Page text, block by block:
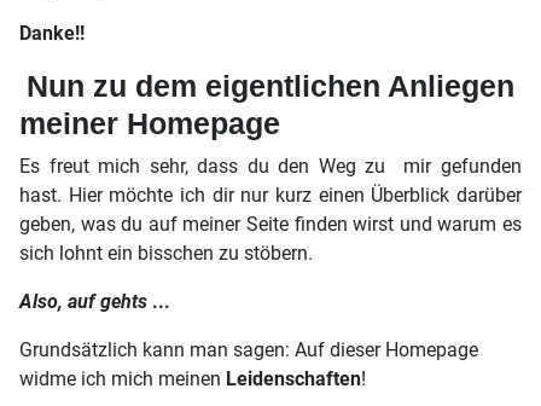
Danke!!
Nun zu dem eigentlichen Anliegen
meiner Homepage
Es freut mich sehr, dass du den Weg zu mir gefunden
hast. Hier möchte ich dir nur kurz einen Überblick darüber
geben, was du auf meiner Seite finden wirst und warum es
sich lohnt ein bisschen zu stöbern.
Also, auf gehts ...
Grundsätzlich kann man sagen: Auf dieser Homepage
widme ich mich meinen Leidenschaften!